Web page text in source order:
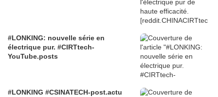
#LONKING: nouvelle série en
électrique pur. #CIRTtech-
YouTube.posts
#LONKING #CSINATECH-post.actu